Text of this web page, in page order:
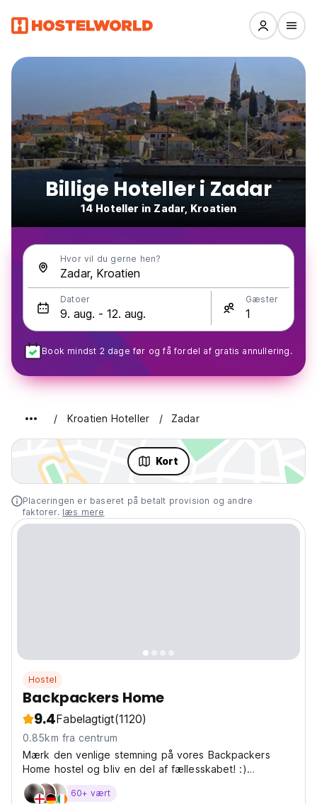
Billige Hoteller i Zadar
14 Hoteller in Zadar, Kroatien
Hvor vil du gerne hen?
Datoer Gæster
Book mindst 2 dage før og få fordel af gratis annullering.
Kroatien Hoteller Zadar
Kort
Placeringen er baseret på betalt provision og andre
faktorer. læs mere
Hostel
Backpackers Home
9.4Fabelagtigt(1120)
0.85km fra centrum
Mærk den venlige stemning på vores Backpackers
Home hostel og bliv en del af fællesskabet! :)
Vandrerhjemmet er
60+ vært